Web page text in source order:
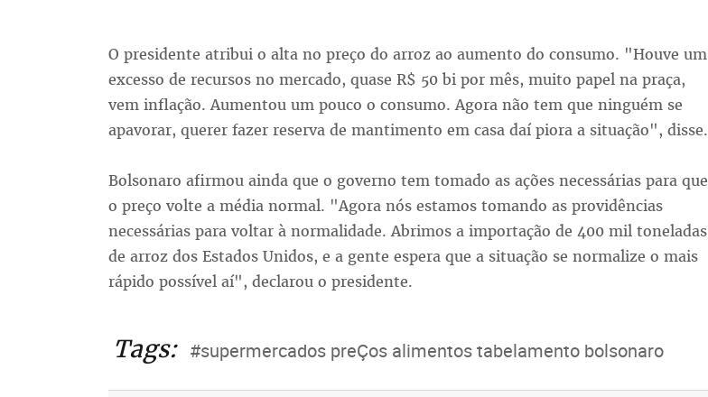
O presidente atribui o alta no preço do arroz ao aumento do consumo. "Houve um
excesso de recursos no mercado, quase R$ 50 bi por mês, muito papel na praça,
vem inflação. Aumentou um pouco o consumo. Agora não tem que ninguém se
apavorar, querer fazer reserva de mantimento em casa daí piora a situação", disse.
Bolsonaro afirmou ainda que o governo tem tomado as ações necessárias para que
o preço volte a média normal. "Agora nós estamos tomando as providências
necessárias para voltar à normalidade. Abrimos a importação de 400 mil toneladas
de arroz dos Estados Unidos, e a gente espera que a situação se normalize o mais
rápido possível aí", declarou o presidente.
Tags: #supermercados preÇos alimentos tabelamento bolsonaro